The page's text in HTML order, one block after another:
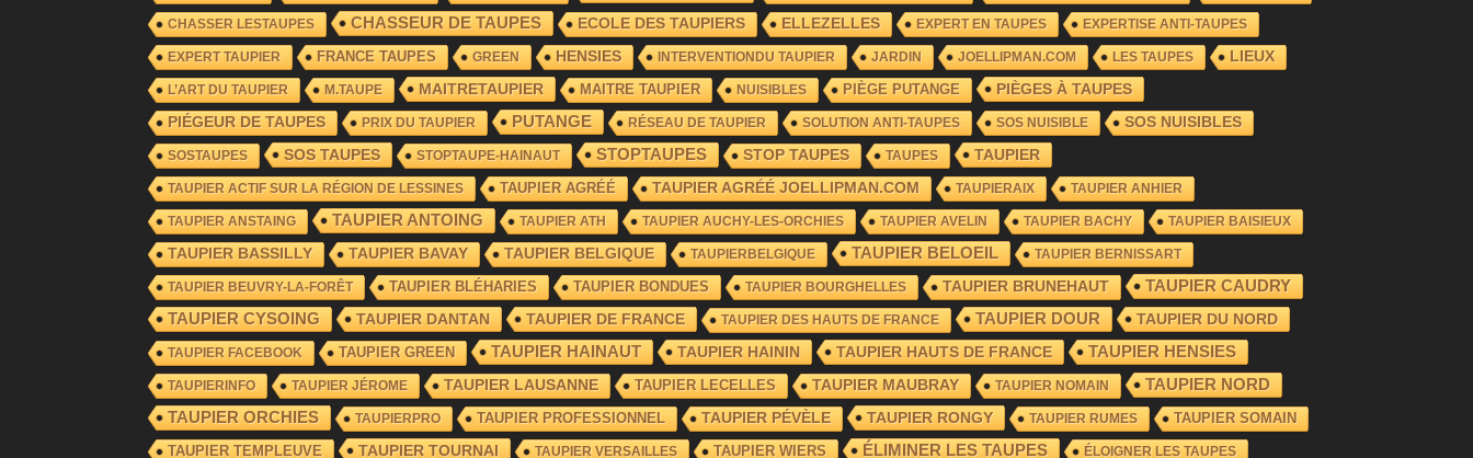
CHASSER LESTAUPES CHASSEUR DE TAUPES ECOLE DES TAUPIERS ELLEZELLES EXPERT EN TAUPES EXPERTISE ANTI-TAUPES
EXPERT TAUPIER FRANCE TAUPES GREEN HENSIES INTERVENTIONDU TAUPIER JARDIN JOELLIPMAN.COM LES TAUPES LIEUX
L’ART DU TAUPIER M.TAUPE MAITRETAUPIER MAITRE TAUPIER NUISIBLES PIÈGE PUTANGE PIÈGES À TAUPES
PIÉGEUR DE TAUPES PRIX DU TAUPIER PUTANGE RÉSEAU DE TAUPIER SOLUTION ANTI-TAUPES SOS NUISIBLE SOS NUISIBLES
SOSTAUPES SOS TAUPES STOPTAUPE-HAINAUT STOPTAUPES STOP TAUPES TAUPES TAUPIER
TAUPIER ACTIF SUR LA RÉGION DE LESSINES TAUPIER AGRÉÉ TAUPIER AGRÉÉ JOELLIPMAN.COM TAUPIERAIX TAUPIER ANHIER
TAUPIER ANSTAING TAUPIER ANTOING TAUPIER ATH TAUPIER AUCHY-LES-ORCHIES TAUPIER AVELIN TAUPIER BACHY TAUPIER BAISIEUX
TAUPIER BASSILLY TAUPIER BAVAY TAUPIER BELGIQUE TAUPIERBELGIQUE TAUPIER BELOEIL TAUPIER BERNISSART
TAUPIER BEUVRY-LA-FORÊT TAUPIER BLÉHARIES TAUPIER BONDUES TAUPIER BOURGHELLES TAUPIER BRUNEHAUT
TAUPIER CAUDRY
TAUPIER CYSOING
TAUPIER DANTAN TAUPIER DE FRANCE TAUPIER DES HAUTS DE FRANCE TAUPIER DOUR TAUPIER DU NORD
TAUPIER FACEBOOK TAUPIER GREEN TAUPIER HAINAUT TAUPIER HAININ TAUPIER HAUTS DE FRANCE TAUPIER HENSIES
TAUPIERINFO TAUPIER JÉROME TAUPIER LAUSANNE TAUPIER LECELLES TAUPIER MAUBRAY TAUPIER NOMAIN
TAUPIER NORD
TAUPIER ORCHIES
TAUPIERPRO TAUPIER PROFESSIONNEL TAUPIER PÉVÈLE TAUPIER RONGY TAUPIER RUMES
TAUPIER SOMAIN
TAUPIER TEMPLEUVE
TAUPIER TOURNAI TAUPIER VERSAILLES TAUPIER WIERS ÉLIMINER LES TAUPES ÉLOIGNER LES TAUPES